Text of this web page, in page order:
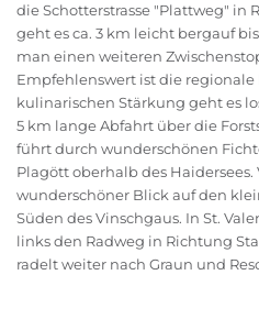
die Schotterstrasse "Plattweg" in
geht es ca. 3 km leicht bergauf
man einen weiteren
Empfehlenswert ist die regionale
kulinarischen Stärkung geht es
5 km lange Abfahrt über die
führt durch wunderschönen
Plagött oberhalb des
wunderschöner Blick auf den
Süden des Vinschgaus. In St.
links den Radweg in Richtung
radelt weiter nach Graun und